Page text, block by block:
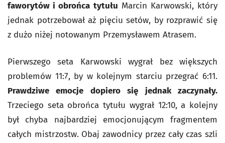
faworytów i obrońca tytułu Marcin Karwowski, który
jednak potrzebował aż pięciu setów, by rozprawić się
z dużo niżej notowanym Przemysławem Atrasem.
Pierwszego seta Karwowski wygrał bez większych
problemów 11:7, by w kolejnym starciu przegrać 6:11.
Prawdziwe emocje dopiero się jednak zaczynały.
Trzeciego seta obrońca tytułu wygrał 12:10, a kolejny
był chyba najbardziej emocjonującym fragmentem
całych mistrzostw. Obaj zawodnicy przez cały czas szli